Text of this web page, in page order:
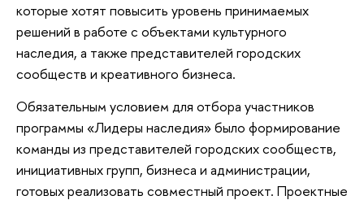
которые хотят повысить уровень принимаемых
решений в работе с объектами культурного
наследия, а также представителей городских
сообществ и креативного бизнеса.
Обязательным условием для отбора участников
программы «Лидеры наследия» было формирование
команды из представителей городских сообществ,
инициативных групп, бизнеса и администрации,
готовых реализовать совместный проект. Проектные